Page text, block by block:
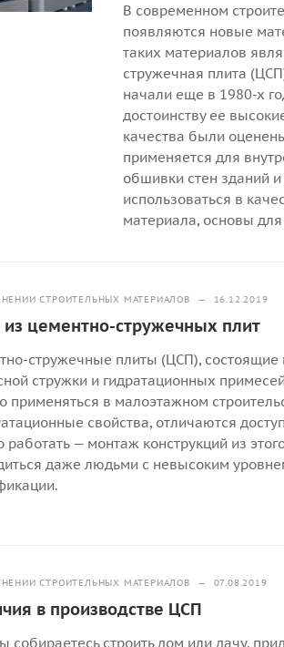
В современном
появляются новые
таких материалов
стружечная плита
начали еще в 1980-х
достоинству ее
качества были
применяется для
обшивки стен зданий
использоваться в
материала, основы для
СТРОИТЕЛЬНЫХ МАТЕРИАЛОВ — 16.12.2019
цементно-стружечных плит
стружечные плиты (ЦСП), состоящие
стружки и гидратационных
применяться в малоэтажном
свойства, отличаются
работать — монтаж конструкций из
даже людьми с невысоким
СТРОИТЕЛЬНЫХ МАТЕРИАЛОВ — 07.08.2019
в производстве ЦСП
собираетесь строить дом или дачу,